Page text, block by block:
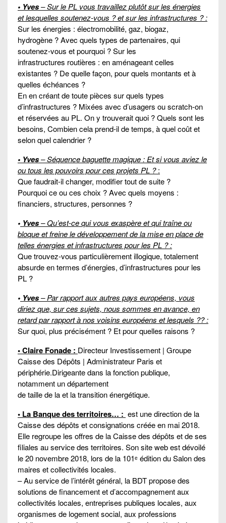
• Yves– Sur le PL vous travaillez plutôt sur les énergies
et lesquelles soutenez-vous ? et sur les infrastructures ? :
Sur les énergies : électromobilité, gaz, biogaz,
hydrogène ? Avec quels types de partenaires, qui
soutenez-vous et pourquoi ? Sur les
infrastructures routières : en aménageant celles
existantes ? De quelle façon, pour quels montants et à
quelles échéances ?
En en créant de toute pièces sur quels types
d’infrastructures ? Mixées avec d’usagers ou scratch-on
et réservées au PL. On y trouverait quoi ? Quels sont les
besoins, Combien cela prend-il de temps, à quel coût et
selon quel calendrier ?
• Yves– Séquence baguette magique : Et si vous aviez le
ou tous les pouvoirs pour ces projets PL ?:
Que faudrait-il changer, modifier tout de suite ?
Pourquoi ce ou ces choix ? Avec quels moyens :
financiers, structures, personnes ?
• Yves– Qu’est-ce qui vous exaspère et qui traîne ou
bloque et freine le développement de la mise en place de
telles énergies et infrastructures pour les PL ? :
Que trouvez-vous particulièrement illogique, totalement
absurde en termes d’énergies, d’infrastructures pour les
PL ?
• Yves– Par rapport aux autres pays européens, vous
diriez que, sur ces sujets, nous sommes en avance, en
retard par rapport à nos voisins européens et lesquels ?? :
Sur quoi, plus précisément ? Et pour quelles raisons ?
• Claire Fonade : Directeur Investissement | Groupe
Caisse des Dépôts | Administrateur Paris et
périphérie.Dirigeante dans la fonction publique,
notamment un département
de taille de la et la transition énergétique.
• La Banque des territoires… : est une direction de la
Caisse des dépôts et consignations créée en mai 2018.
Elle regroupe les offres de la Caisse des dépôts et de ses
filiales au service des territoires. Son site web est dévoilé
le 20 novembre 2018, lors de la 101ᵉ édition du Salon des
maires et collectivités locales.
– Au service de l’intérêt général, la BDT propose des
solutions de financement et d’accompagnement aux
collectivités locales, entreprises publiques locales, aux
organismes de logement social, aux professions